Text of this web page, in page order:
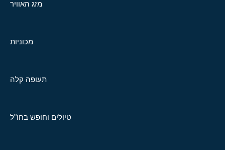
מזג האוויר
מכוניות
תעופה קלה
טיולים וחופש בחו"ל